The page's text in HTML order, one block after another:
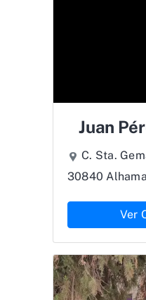
Juan
C. Sta.
30840
Ver